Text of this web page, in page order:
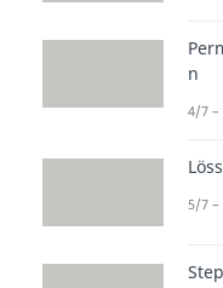
Heute
nur
offizielle
König
n
4/7 –
Löss
5/7 –